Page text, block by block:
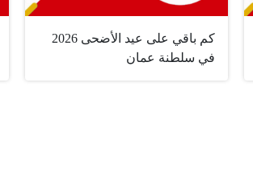
كم باقي على عيد الأضحى 2026
في سلطنة عمان